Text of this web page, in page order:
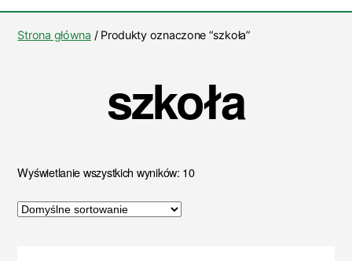
Omnibus
Strona główna / Produkty oznaczone “szkoła”
szkoła
Wyświetlanie wszystkich wyników: 10